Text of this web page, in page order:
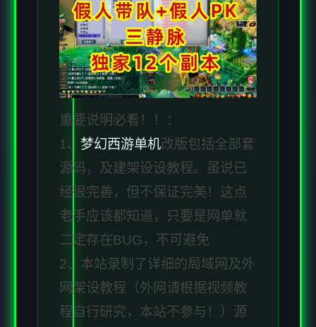
重要说明必看！！：
1、 梦幻西游单机改版包括全部套
源码，及建架设设教程。虽说已
经很完善，但不保证完美！这点
老手应该都知道，只要是网单就
二定存在BUG，不可避免
2、本站录制了详细的局域网及外
网架设教程（外网请根据视频教
程自行研究，本站不参与！）源